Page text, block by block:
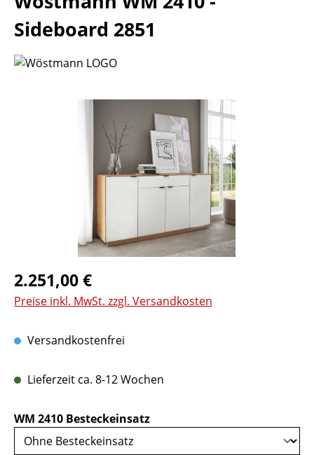
Sideboard 2851
Bildergalerie überspringen
Regulärer Preis:
2.251,00 €
Preise inkl. MwSt. zzgl. Versandkosten
Versandkostenfrei
Lieferzeit ca. 8-12 Wochen
WM 2410 Besteckeinsatzauswählen